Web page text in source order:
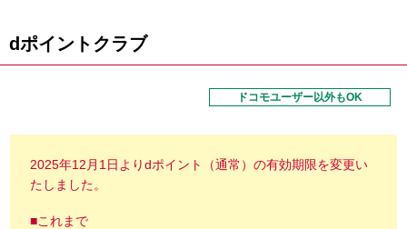
dポイントクラブ
ドコモユーザー以外もOK
2025年12月1日よりdポイント（通常）の有効期限を変更い
たしました。
■これまで